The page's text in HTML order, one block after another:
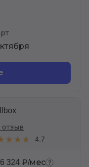
4.7
отзыв
6 324 ₽/мес